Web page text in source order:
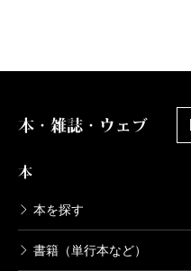
本・雑誌・ウェブ
本
本を探す
書籍（単行本など）